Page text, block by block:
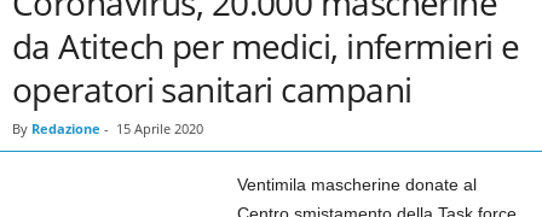
da Atitech per medici, infermieri e
operatori sanitari campani
By Redazione - 15 Aprile 2020
Ventimila mascherine donate al